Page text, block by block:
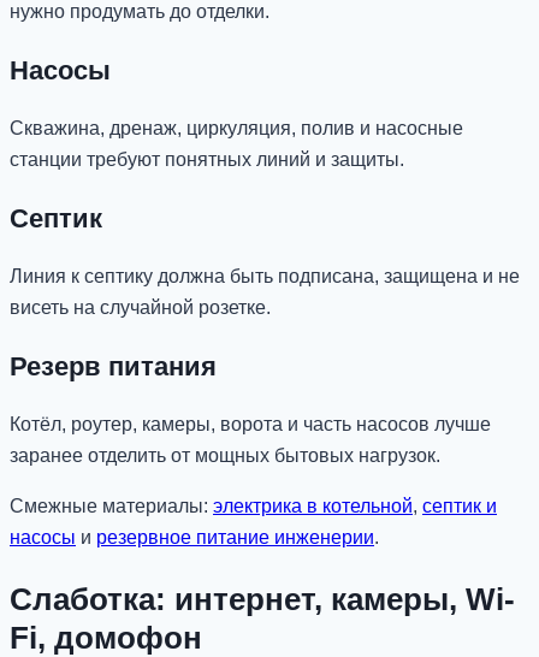
нужно продумать до отделки.
Насосы
Скважина, дренаж, циркуляция, полив и насосные
станции требуют понятных линий и защиты.
Септик
Линия к септику должна быть подписана, защищена и не
висеть на случайной розетке.
Резерв питания
Котёл, роутер, камеры, ворота и часть насосов лучше
заранее отделить от мощных бытовых нагрузок.
Смежные материалы: электрика в котельной, септик и
насосы и резервное питание инженерии.
Слаботка: интернет, камеры, Wi-
Fi, домофон